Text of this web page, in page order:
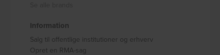
Information
Salg til offentlige institutioner og erhverv
Opret en RMA-sag